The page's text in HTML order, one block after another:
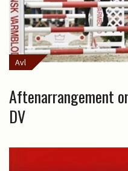
Avl
Aftenarrangement
DV